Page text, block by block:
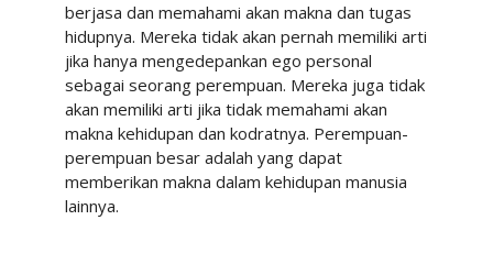
berjasa dan memahami akan makna dan tugas
hidupnya. Mereka tidak akan pernah memiliki arti
jika hanya mengedepankan ego personal
sebagai seorang perempuan. Mereka juga tidak
akan memiliki arti jika tidak memahami akan
makna kehidupan dan kodratnya. Perempuan-
perempuan besar adalah yang dapat
memberikan makna dalam kehidupan manusia
lainnya.